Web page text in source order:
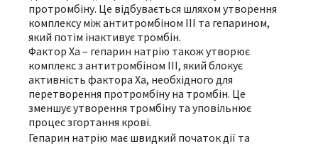
протромбіну. Це відбувається шляхом утворення
комплексу між антитромбіном III та гепарином,
який потім інактивує тромбін.
Фактор Xa – гепарин натрію також утворює
комплекс з антитромбіном III, який блокує
активність фактора Xa, необхідного для
перетворення протромбіну на тромбін. Це
зменшує утворення тромбіну та уповільнює
процес згортання крові.
Гепарин натрію має швидкий початок дії та